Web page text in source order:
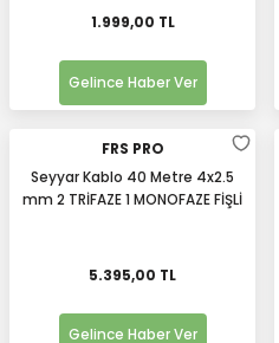
1.999,00 TL
Gelince Haber Ver
FRS PRO
Seyyar Kablo 40 Metre 4x2.5
mm 2 TRİFAZE 1 MONOFAZE FİŞLİ
5.395,00 TL
Gelince Haber Ver